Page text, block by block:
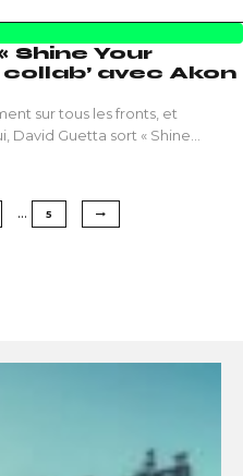
Shine Your
avec Akon
sur tous les fronts, et
David Guetta sort « Shine…
… 5